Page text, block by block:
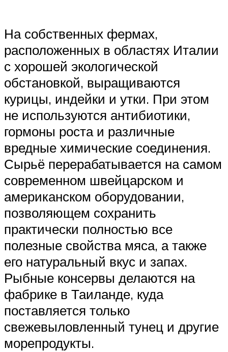
На собственных фермах,
расположенных в областях Италии
с хорошей экологической
обстановкой, выращиваются
курицы, индейки и утки. При этом
не используются антибиотики,
гормоны роста и различные
вредные химические соединения.
Сырьё перерабатывается на самом
современном швейцарском и
американском оборудовании,
позволяющем сохранить
практически полностью все
полезные свойства мяса, а также
его натуральный вкус и запах.
Рыбные консервы делаются на
фабрике в Таиланде, куда
поставляется только
свежевыловленный тунец и другие
морепродукты.